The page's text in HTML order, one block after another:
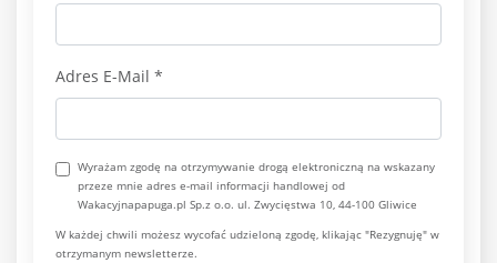
Adres E-Mail *
Wyrażam zgodę na otrzymywanie drogą elektroniczną na wskazany
przeze mnie adres e-mail informacji handlowej od
Wakacyjnapapuga.pl Sp.z o.o. ul. Zwycięstwa 10, 44-100 Gliwice
W każdej chwili możesz wycofać udzieloną zgodę, klikając "Rezygnuję" w
otrzymanym newsletterze.